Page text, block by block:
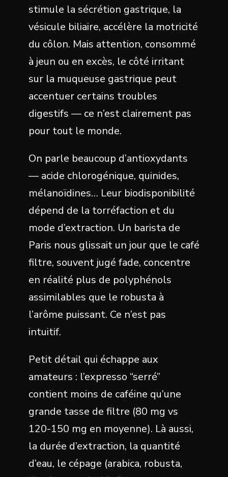
stimule la sécrétion gastrique, la
vésicule biliaire, accélère la motricité
du côlon. Mais attention, consommé
à jeun ou en excès, le côté irritant
sur la muqueuse gastrique peut
accentuer certains troubles
digestifs — ce n’est clairement pas
pour tout le monde.
On parle beaucoup d’antioxydants
— acide chlorogénique, quinides,
mélanoïdines… Leur biodisponibilité
dépend de la torréfaction et du
mode d’extraction. Un barista de
Paris nous glissait un jour que le café
filtre, souvent jugé fade, concentre
en réalité plus de polyphénols
assimilables que le robusta à
l’arôme puissant. Ce n’est pas
intuitif.
Petit détail qui échappe aux
amateurs : l’expresso “serré”
contient moins de caféine qu’une
grande tasse de filtre (80 mg vs
120-150 mg en moyenne). Là aussi,
la durée d’extraction, la quantité
d’eau, le cépage (arabica, robusta,